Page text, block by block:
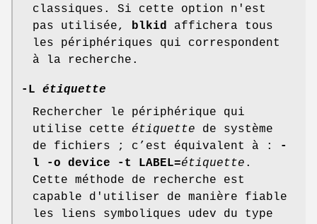
classiques. Si cette option n'est
pas utilisée, blkid affichera tous
les périphériques qui correspondent
à la recherche.
-L
étiquette
Rechercher le périphérique qui
utilise cette étiquette de système
de fichiers ; c’est équivalent à :
-
l -o device -t LABEL=étiquette .
Cette méthode de recherche est
capable d'utiliser de manière fiable
les liens symboliques udev du type